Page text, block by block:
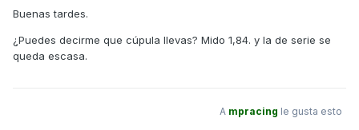
Buenas tardes.
¿Puedes decirme que cúpula llevas? Mido 1,84. y la de serie se
queda escasa.
A mpracing le gusta esto